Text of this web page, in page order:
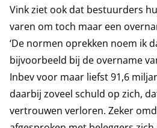
Vink ziet ook dat bestuurders
varen om toch maar een
‘De normen oprekken noem ik
bijvoorbeeld bij de overname
Inbev voor maar liefst 91,6
daarbij zoveel schuld op zich,
vertrouwen verloren. Zeker